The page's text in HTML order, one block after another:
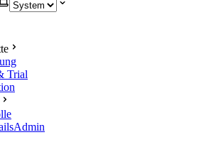
Trial
Admin